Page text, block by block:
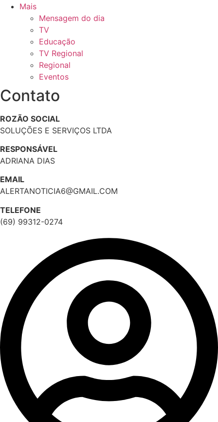
Mais
Mensagem do dia
TV
Educação
TV Regional
Regional
Eventos
Contato
ROZÃO SOCIAL
SOLUÇÕES E SERVIÇOS LTDA
RESPONSÁVEL
ADRIANA DIAS
EMAIL
ALERTANOTICIA6@GMAIL.COM
TELEFONE
(69) 99312-0274